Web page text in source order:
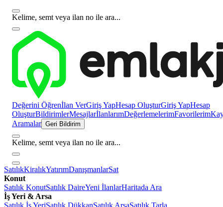
Kelime, semt veya ilan no ile ara...
Değerini Öğrenİlan VerGiriş YapHesap OluşturGiriş YapHesap
OluşturBildirimlerMesajlarİlanlarımDeğerlemelerimFavorilerim
Aramalar Geri Bildirim
Kelime, semt veya ilan no ile ara...
SatılıkKiralıkYatırımDanışmanlarSat
Konut
Satılık KonutSatılık DaireYeni İlanlarHaritada Ara
İş Yeri & Arsa
Satılık İş YeriSatılık DükkanSatılık ArsaSatılık Tarla